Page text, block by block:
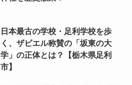
日本最古の学校・足利学校を歩
く、ザビエル称賛の「坂東の大
学」の正体とは？【栃木県足利
市】